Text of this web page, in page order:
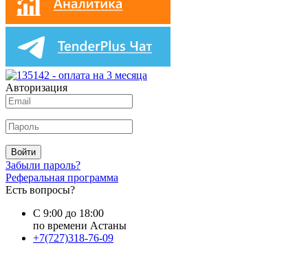
Авторизация
Войти
Забыли пароль?
Реферальная программа
Есть вопросы?
С 9:00 до 18:00
по времени Астаны
+7(727)318-76-09